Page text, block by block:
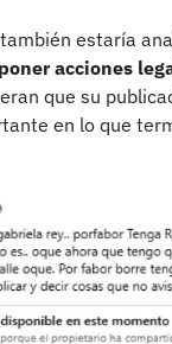
estaría
acciones
que su
en lo que